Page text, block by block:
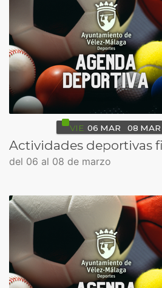
VIE 06 MAR 08 MAR
Actividades deportivas
del 06 al 08 de marzo